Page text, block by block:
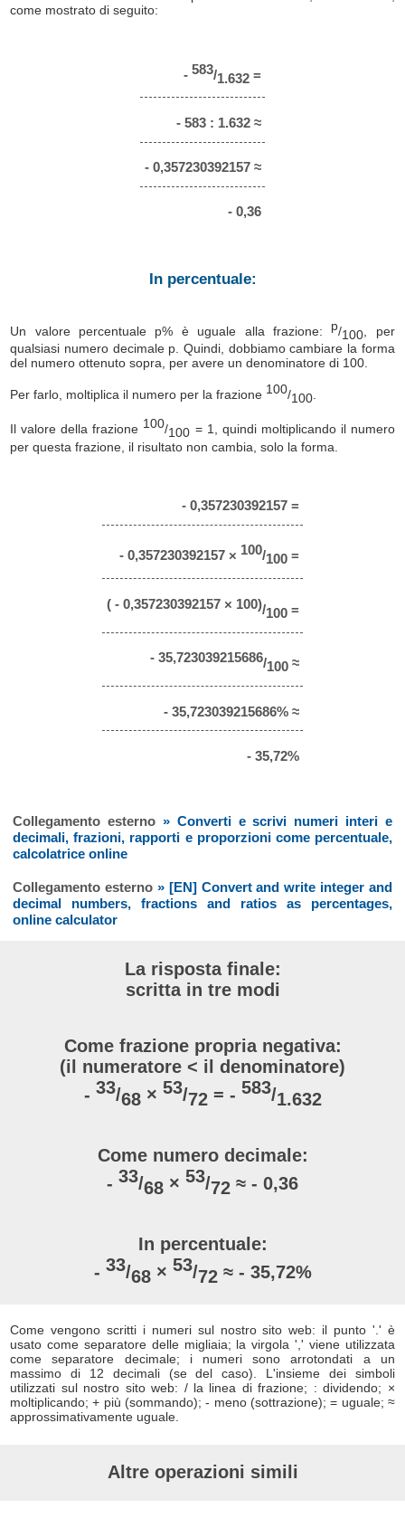
come mostrato di seguito:
- 583/1.632=
- 583 : 1.632 ≈
- 0,357230392157 ≈
- 0,36
In percentuale:
Un valore percentuale p% è uguale alla frazione: p/100 , per
qualsiasi numero decimale p. Quindi, dobbiamo cambiare la forma
del numero ottenuto sopra, per avere un denominatore di 100.
Per farlo, moltiplica il numero per la frazione 100/100
Il valore della frazione 100/100 = 1, quindi moltiplicando il numero
per questa frazione, il risultato non cambia, solo la forma.
- 0,357230392157 =
- 0,357230392157 × 100/100=
( - 0,357230392157 × 100)/100=
- 35,723039215686/100≈
- 35,723039215686% ≈
- 35,72%
Collegamento esterno » Converti e scrivi numeri interi e
decimali, frazioni, rapporti e proporzioni come percentuale,
calcolatrice online
Collegamento esterno » [EN] Convert and write integer and
decimal numbers, fractions and ratios as percentages,
online calculator
La risposta finale:
scritta in tre modi
Come frazione propria negativa:
(il numeratore < il denominatore)
- 33/68× 53/72 = - 583/1.632
Come numero decimale:
- 33/68 × 53/72 ≈ - 0,36
In percentuale:
- 33/68× 53/72 ≈ - 35,72%
Come vengono scritti i numeri sul nostro sito web: il punto '.' è
usato come separatore delle migliaia; la virgola ',' viene utilizzata
come separatore decimale; i numeri sono arrotondati a un
massimo di 12 decimali (se del caso). L'insieme dei simboli
utilizzati sul nostro sito web: / la linea di frazione; : dividendo; ×
moltiplicando; + più (sommando); - meno (sottrazione); = uguale; ≈
approssimativamente uguale.
Altre operazioni simili